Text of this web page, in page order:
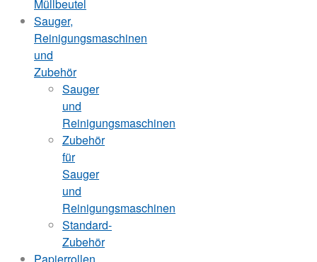
Müllbeutel
Sauger,
Reinigungsmaschinen
und
Zubehör
Sauger
und
Reinigungsmaschinen
Zubehör
für
Sauger
und
Reinigungsmaschinen
Standard-
Zubehör